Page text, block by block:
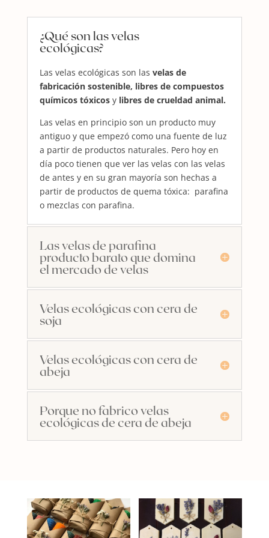
¿Qué son las velas
ecológicas?
Las velas ecológicas son las velas de
fabricación sostenible, libres de compuestos
químicos tóxicosy libres de crueldad animal.
Las velas en principio son un producto muy
antiguo y que empezó como una fuente de luz
a partir de productos naturales. Pero hoy en
día poco tienen que ver las velas con las velas
de antes y en su gran mayoría son hechas a
partir de productos de quema tóxica: parafina
o mezclas con parafina.
Las velas de parafina
producto barato que domina
el mercado de velas
Velas ecológicas con cera de
soja
Velas ecológicas con cera de
abeja
Porque no fabrico velas
ecológicas de cera de abeja